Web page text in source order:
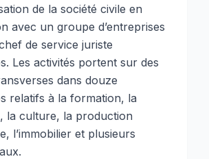
de la société civile en
avec un groupe d’entreprises
de service juriste
Les activités portent sur des
dans douze
relatifs à la formation, la
la culture, la production
l’immobilier et plusieurs